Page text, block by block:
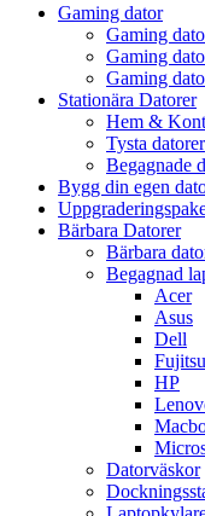
Gaming dator
Gaming
Gaming
Gaming
Stationära Datorer
Hem &
Tysta datorer
Begagnade
Bygg din egen
Bärbara Datorer
Bärbara
Begagnad
Acer
Asus
Dell
Fujitsu
HP
Datorväskor